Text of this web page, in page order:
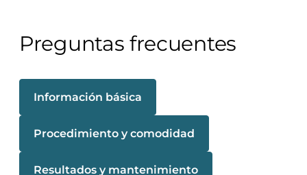
Preguntas frecuentes
Información básica
Procedimiento y comodidad
Resultados y mantenimiento